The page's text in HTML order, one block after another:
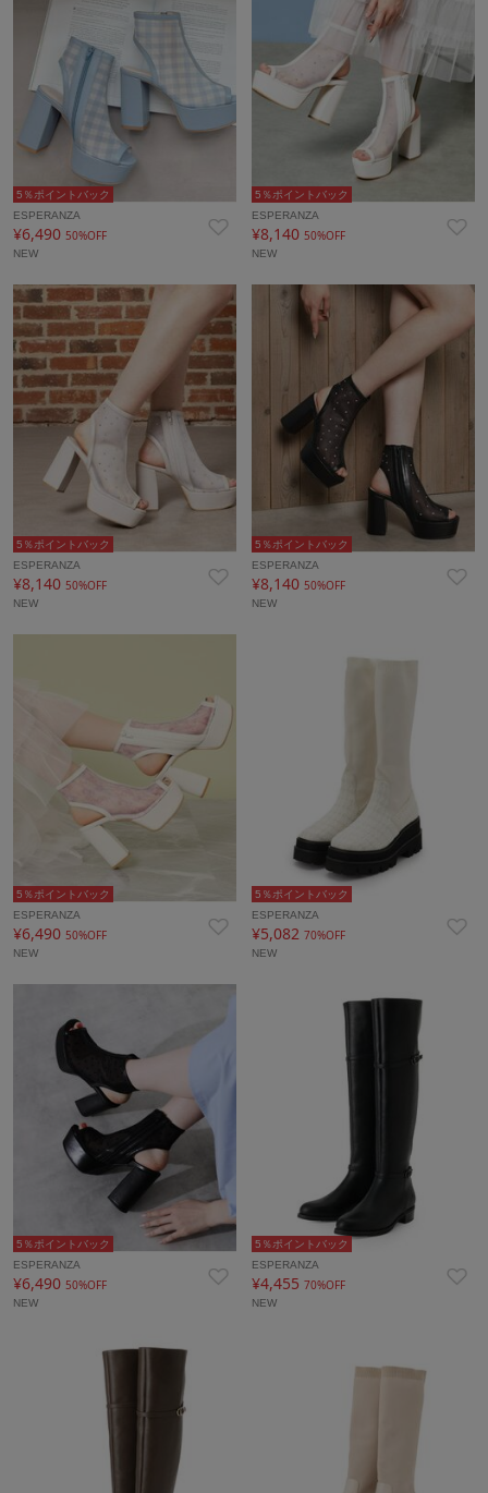
5％ポイントバック
ESPERANZA
¥6,490 50%OFF
NEW
5％ポイントバック
ESPERANZA
¥8,14050%OFF
NEW
5％ポイントバック
ESPERANZA
¥8,140 50%OFF
NEW
5％ポイントバック
ESPERANZA
¥8,14050%OFF
NEW
5％ポイントバック
ESPERANZA
¥6,490 50%OFF
NEW
5％ポイントバック
ESPERANZA
¥5,08270%OFF
NEW
5％ポイントバック
ESPERANZA
¥6,490 50%OFF
NEW
5％ポイントバック
ESPERANZA
¥4,45570%OFF
NEW